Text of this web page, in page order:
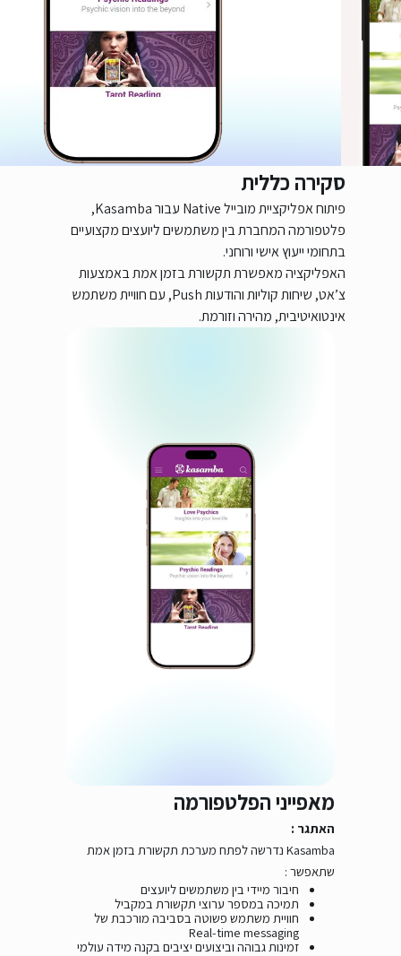
סקירה כללית
פיתוח אפליקציית מובייל Native עבור Kasamba,
פלטפורמה המחברת בין משתמשים ליועצים מקצועיים
בתחומי ייעוץ אישי ורוחני.
האפליקציה מאפשרת תקשורת בזמן אמת באמצעות
צ’אט, שיחות קוליות והודעות Push, עם חוויית משתמש
אינטואיטיבית, מהירה וזורמת.
מאפייני הפלטפורמה
האתגר :
Kasamba נדרשה לפתח מערכת תקשורת בזמן אמת
שתאפשר :
חיבור מיידי בין משתמשים ליועצים
תמיכה במספר ערוצי תקשורת במקביל
חוויית משתמש פשוטה בסביבה מורכבת של
Real-time messaging
זמינות גבוהה וביצועים יציבים בקנה מידה עולמי